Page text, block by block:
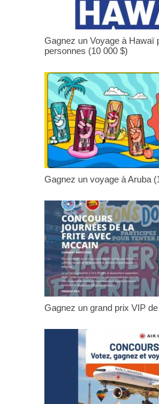
Gagnez un Voyage à Hawaï
personnes (10 000 $)
Gagnez un voyage à Aruba
Gagnez un grand prix VIP